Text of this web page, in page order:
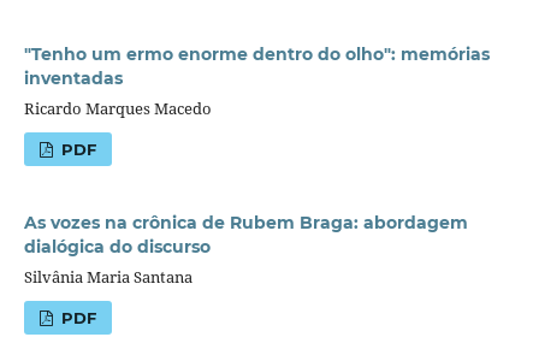
"Tenho um ermo enorme dentro do olho": memórias
inventadas
Ricardo Marques Macedo
PDF
As vozes na crônica de Rubem Braga: abordagem
dialógica do discurso
Silvânia Maria Santana
PDF